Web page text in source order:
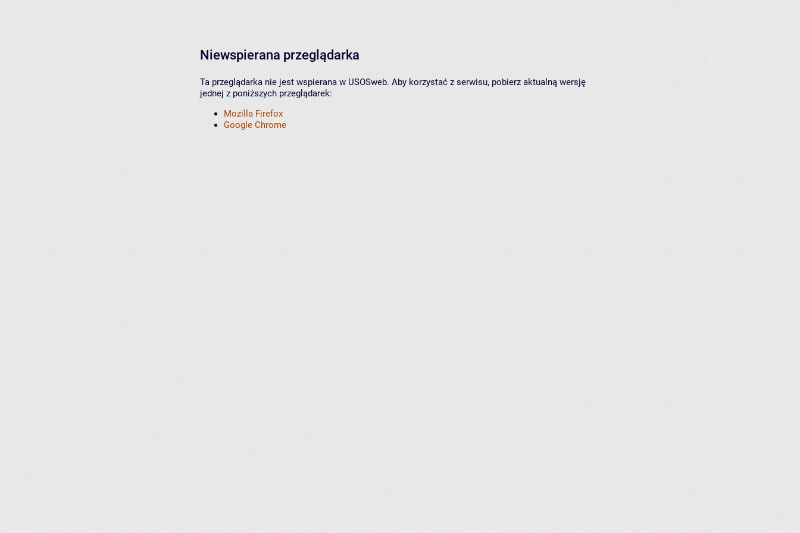
Niewspierana przeglądarka
Ta przeglądarka nie jest wspierana w USOSweb. Aby korzystać z serwisu, pobierz aktualną wersję
jednej z poniższych przeglądarek:
Mozilla Firefox
Google Chrome